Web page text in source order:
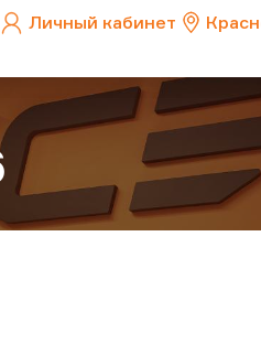
Личный кабинет